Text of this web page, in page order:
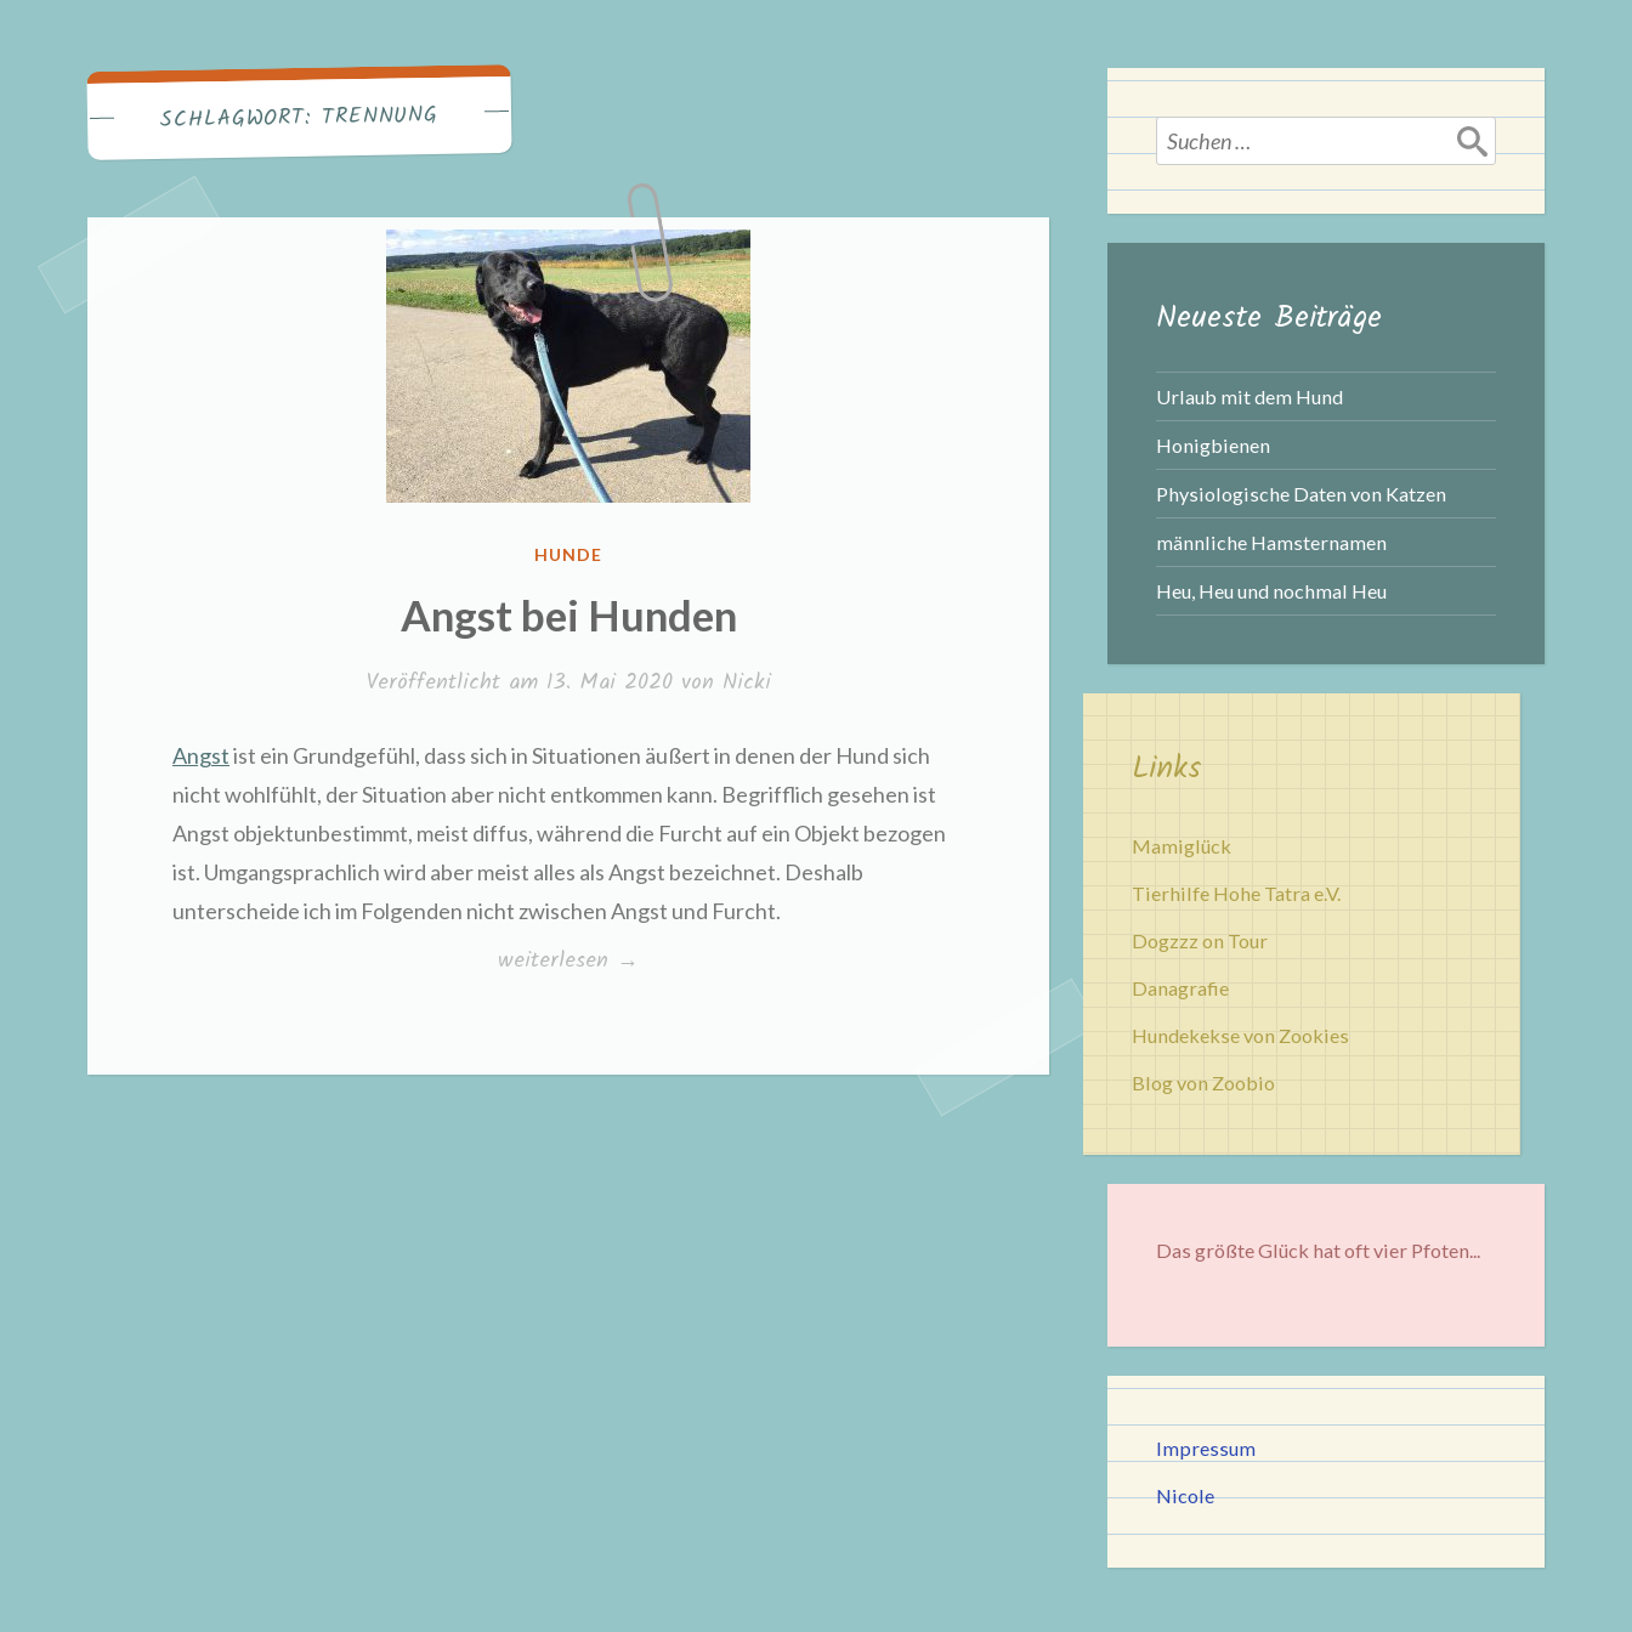
SCHLAGWORT: TRENNUNG
VERÖFFENTLICHT
HUNDE
Angst bei Hunden
Veröffentlicht am 13. Mai 2020von Nicki
Angstist ein Grundgefühl, dass sich in Situationen äußert in denen der Hund sich
nicht wohlfühlt, der Situation aber nicht entkommen kann. Begrifflich gesehen ist
Angst objektunbestimmt, meist diffus, während die Furcht auf ein Objekt bezogen
ist. Umgangsprachlich wird aber meist alles als Angst bezeichnet. Deshalb
unterscheide ich im Folgenden nicht zwischen Angst und Furcht.
„Angst
weiterlesen →
Suchen
nach:
Neueste Beiträge
Urlaub mit dem Hund
Honigbienen
Physiologische Daten von Katzen
männliche Hamsternamen
Heu, Heu und nochmal Heu
Links
Mamiglück
Tierhilfe Hohe Tatra e.V.
Dogzzz on Tour
Danagrafie
Hundekekse von Zookies
Blog von Zoobio
Das größte Glück hat oft vier Pfoten...
Impressum
Nicole